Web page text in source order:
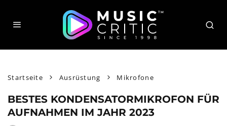
Startseite Ausrüstung Mikrofone
BESTES KONDENSATORMIKROFON FÜR
AUFNAHMEN IM JAHR 2023